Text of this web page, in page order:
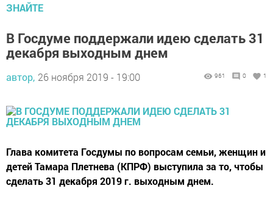
ЗНАЙТЕ
В Госдуме поддержали идею сделать 31
декабря выходным днем
автор, 26 ноября 2019 - 19:00 961 0 1
Глава комитета Госдумы по вопросам семьи, женщин и
детей Тамара Плетнева (КПРФ) выступила за то, чтобы
сделать 31 декабря 2019 г. выходным днем.